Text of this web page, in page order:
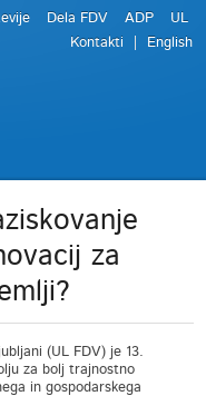
Dela FDV ADP
UL
Kontakti
English
za
(UL FDV) je 13.
za bolj trajnostno
in gospodarskega